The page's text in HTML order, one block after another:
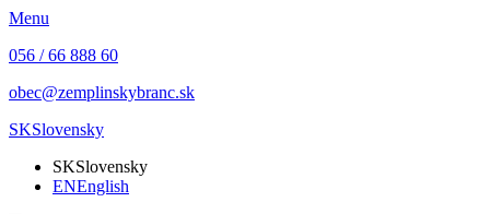
Menu
056 / 66 888 60
obec@zemplinskybranc.sk
SKSlovensky
SKSlovensky
ENEnglish